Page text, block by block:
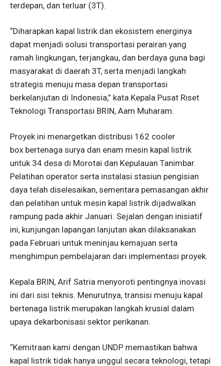
terdepan, dan terluar (3T).
“Diharapkan kapal listrik dan ekosistem energinya
dapat menjadi solusi transportasi perairan yang
ramah lingkungan, terjangkau, dan berdaya guna bagi
masyarakat di daerah 3T, serta menjadi langkah
strategis menuju masa depan transportasi
berkelanjutan di Indonesia,” kata Kepala Pusat Riset
Teknologi Transportasi BRIN, Aam Muharam.
Proyek ini menargetkan distribusi 162 cooler
box bertenaga surya dan enam mesin kapal listrik
untuk 34 desa di Morotai dan Kepulauan Tanimbar.
Pelatihan operator serta instalasi stasiun pengisian
daya telah diselesaikan, sementara pemasangan akhir
dan pelatihan untuk mesin kapal listrik dijadwalkan
rampung pada akhir Januari. Sejalan dengan inisiatif
ini, kunjungan lapangan lanjutan akan dilaksanakan
pada Februari untuk meninjau kemajuan serta
menghimpun pembelajaran dari implementasi proyek.
Kepala BRIN, Arif Satria menyoroti pentingnya inovasi
ini dari sisi teknis. Menurutnya, transisi menuju kapal
bertenaga listrik merupakan langkah krusial dalam
upaya dekarbonisasi sektor perikanan.
“Kemitraan kami dengan UNDP memastikan bahwa
kapal listrik tidak hanya unggul secara teknologi, tetapi